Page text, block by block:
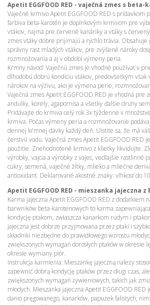
Apetit EGGFOOD RED - vaječná zmes s
Vaječné krmivo Apetit EGGFOOD RED s prídavkom
farbiva beta-karotén je doplnkovým krmivom pre
vtákov, najmä pre červené kanáriky a vtáky s
zmes vtáky dobre prijímajú a rýchlo trávia.
správny rast mladých vtákov, pre zvýšené nároky
rozmnožovania a aj v období výmeny peria.
Kŕmny návod: Vaječnú zmes je vhodné používať v
dlhodobú dobrú kondíciu vtákov, predovšetkým však
nárokov na výživu, ako je výmena perie,
Vaječná zmes Apetit EGGFOOD RED je vhodná pre
andulky, korely, agapornisa a všetky ďalšie druhy
Pridávajte do krmiva celý rok 3x týždenne v
krmiva. Počas výmeny peria a rozmnožovanie
dennej kŕmnej dávky každý deň. Uistite sa, že má
čerstvú vodu. Vaječná zmes Apetit EGGFOOD RED
použitie. Znehodnotené krmivo z klietky likvidujte.
výrobky, vajcia a výrobky z vajec, vedľajšie rastlinné
cukry, semená, vaječné žĺtky, mlieko a mliečne
antioxidant. Deklarované akostné znaky: vlhkosť do
Apetit EGGFOOD RED - mieszanka jajeczna
Karma jajeczna Apetit EGGFOOD RED z dodatkiem
barwników beta-karotenowych to karma zapewniająca
kondycję ptakom, zwłaszcza kanarkom rudym i
jajeczna jest dobrze przyjmowana przez ptaki i
składniki niezbędne do prawidłowego wzrostu
zwiększonych wymagań dorosłych ptaków w okresie
okresie wymiany piór.
Instrukcja karmienia: Mieszankę jajeczną należy
zapewnić dobrą kondycję ptaków przez długi czas,
zwiększonych wymagań żywieniowych, takich jak
młodych. Mieszanka jajeczna Apetit EGGFOOD RED
danio pręgowanego, kanarków, papużek falistych,